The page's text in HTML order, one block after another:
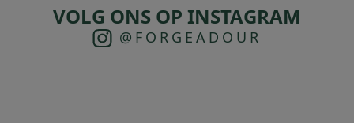
VOLG ONS OP INSTAGRAM
@FORGEADOUR